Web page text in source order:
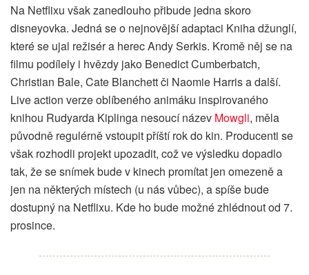
Na Netflixu však zanedlouho přibude jedna skoro
disneyovka. Jedná se o nejnovější adaptaci Kniha džunglí,
které se ujal režisér a herec Andy Serkis. Kromě něj se na
filmu podílely i hvězdy jako Benedict Cumberbatch,
Christian Bale, Cate Blanchett či Naomie Harris a další.
Live action verze oblíbeného animáku inspirovaného
knihou Rudyarda Kiplinga nesoucí název Mowgli, měla
původně regulérně vstoupit příští rok do kin. Producenti se
však rozhodli projekt upozadit, což ve výsledku dopadlo
tak, že se snímek bude v kinech promítat jen omezeně a
jen na některých místech (u nás vůbec), a spíše bude
dostupný na Netflixu. Kde ho bude možné zhlédnout od 7.
prosince.